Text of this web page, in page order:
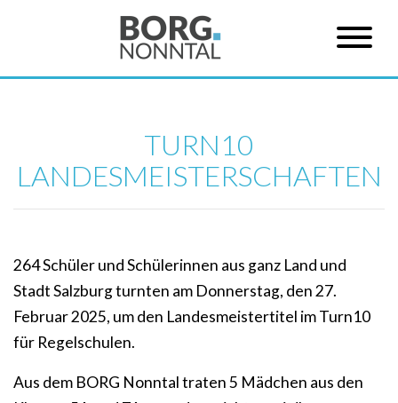
TURN10
LANDESMEISTERSCHAFTEN
264 Schüler und Schülerinnen aus ganz Land und
Stadt Salzburg turnten am Donnerstag, den 27.
Februar 2025, um den Landesmeistertitel im Turn10
für Regelschulen.
Aus dem BORG Nonntal traten 5 Mädchen aus den